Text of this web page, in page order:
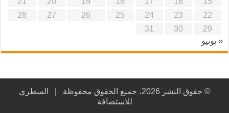
22
23
24
25
26
27
28
29
30
31
« يونيو
© حقوق النشر 2026، جميع الحقوق محفوظة |
السطري
للاستضافة